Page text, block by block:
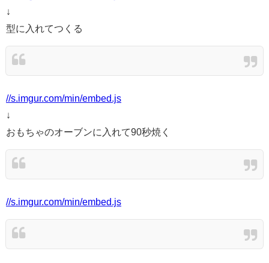
↓
型に入れてつくる
//s.imgur.com/min/embed.js
↓
おもちゃのオーブンに入れて90秒焼く
//s.imgur.com/min/embed.js